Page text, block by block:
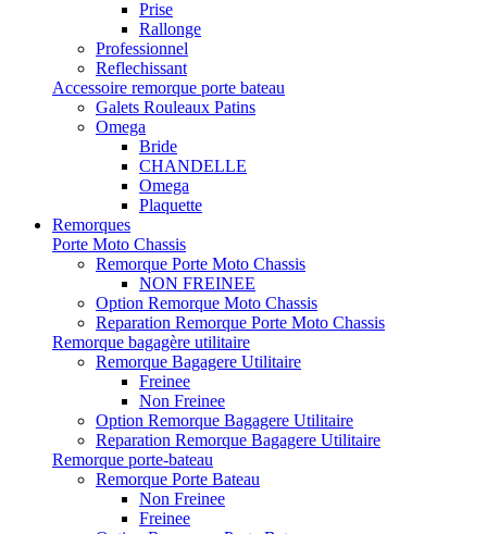
Prise
Rallonge
Professionnel
Reflechissant
Accessoire remorque porte bateau
Galets Rouleaux Patins
Omega
Bride
CHANDELLE
Omega
Plaquette
Remorques
Porte Moto Chassis
Remorque Porte Moto Chassis
NON FREINEE
Option Remorque Moto Chassis
Reparation Remorque Porte Moto Chassis
Remorque bagagère utilitaire
Remorque Bagagere Utilitaire
Freinee
Non Freinee
Option Remorque Bagagere Utilitaire
Reparation Remorque Bagagere Utilitaire
Remorque porte-bateau
Remorque Porte Bateau
Non Freinee
Freinee